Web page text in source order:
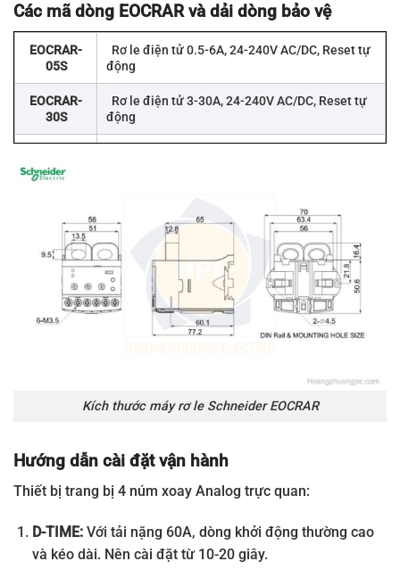
Các mã dòng EOCRAR và dải dòng bảo vệ
EOCRAR-
05S
Rơ le điện tử 0.5-6A, 24-240V AC/DC, Reset tự
động
EOCRAR-
30S
Rơ le điện tử 3-30A, 24-240V AC/DC, Reset tự
động
60S
EOCRAR-
30W
Rơ le điện tử 3-30A, 380-440V AC, Reset tự
động
EOCRAR-
60W
Rơ le điện tử 5-60A, 380-440V AC, Reset tự
Kích thước máy rơ le Schneider EOCRAR
Hướng dẫn cài đặt vận hành
Thiết bị trang bị 4 núm xoay Analog trực quan:
D-TIME:Với tải nặng 60A, dòng khởi động thường cao
và kéo dài. Nên cài đặt từ 10-20 giây.